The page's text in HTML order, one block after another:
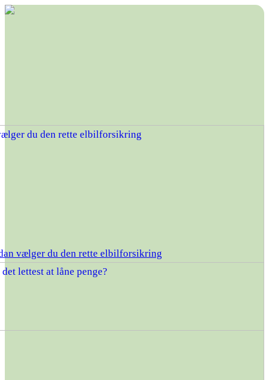
vælger du den rette elbilforsikring